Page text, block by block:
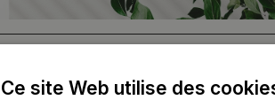
Ce site Web utilise des